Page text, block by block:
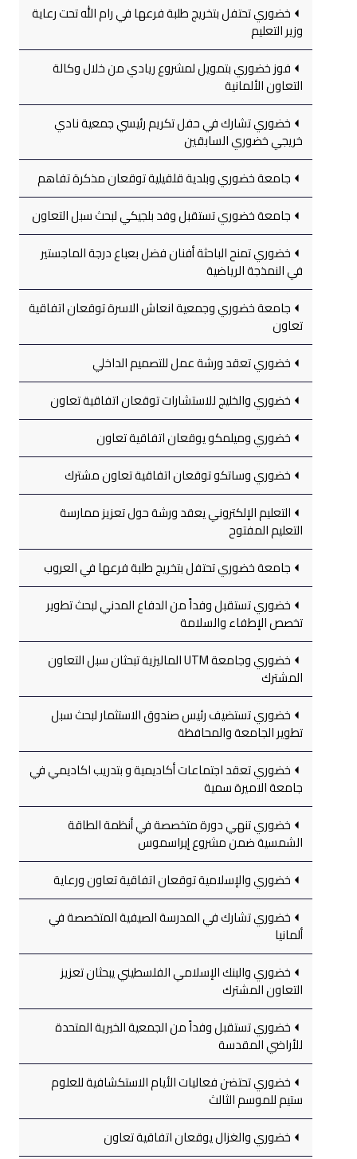
خضوري تحتفل بتخريج طلبة فرعها في رام الله تحت رعاية
وزير التعليم
فوز خضوري بتمويل لمشروع ريادي من خلال وكالة
التعاون الألمانية
خضوري تشارك في حفل تكريم رئيسي جمعية نادي
خريجي خضوري السابقين
جامعة خضوري وبلدية قلقيلية توقعان مذكرة تفاهم
جامعة خضوري تستقبل وفد بلجيكي لبحث سبل التعاون
خضوري تمنح الباحثة أفنان فضل بعباع درجة الماجستير
في النمذجة الرياضية
جامعة خضوري وجمعية انعاش الاسرة توقعان اتفاقية
تعاون
خضوري تعقد ورشة عمل للتصميم الداخلي
خضوري والخليج للاستشارات توقعان اتفاقية تعاون
خضوري وميلمكو يوقعان اتفاقية تعاون
خضوري وساتكو توقعان اتفاقية تعاون مشترك
التعليم الإلكتروني يعقد ورشة حول تعزيز ممارسة
التعليم المفتوح
جامعة خضوري تحتفل بتخريج طلبة فرعها في العروب
خضوري تستقبل وفداً من الدفاع المدني لبحث تطوير
تخصص الإطفاء والسلامة
خضوري وجامعة UTM الماليزية تبحثان سبل التعاون
المشترك
خضوري تستضيف رئيس صندوق الاستثمار لبحث سبل
تطوير الجامعة والمحافظة
خضوري تعقد اجتماعات أكاديمية و بتدريب اكاديمي في
جامعة الاميرة سمية
خضوري تنهي دورة متخصصة في أنظمة الطاقة
الشمسية ضمن مشروع إيراسموس
خضوري والإسلامية توقعان اتفاقية تعاون ورعاية
خضوري تشارك في المدرسة الصيفية المتخصصة في
ألمانيا
خضوري والبنك الإسلامي الفلسطيني يبحثان تعزيز
التعاون المشترك
خضوري تستقبل وفداً من الجمعية الخيرية المتحدة
للأراضي المقدسة
خضوري تحتضن فعاليات الأيام الاستكشافية للعلوم
ستيم للموسم الثالث
خضوري والغزال يوقعان اتفاقية تعاون